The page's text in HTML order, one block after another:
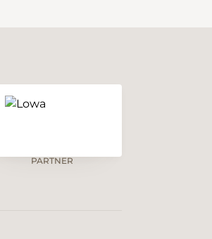
PARTNER